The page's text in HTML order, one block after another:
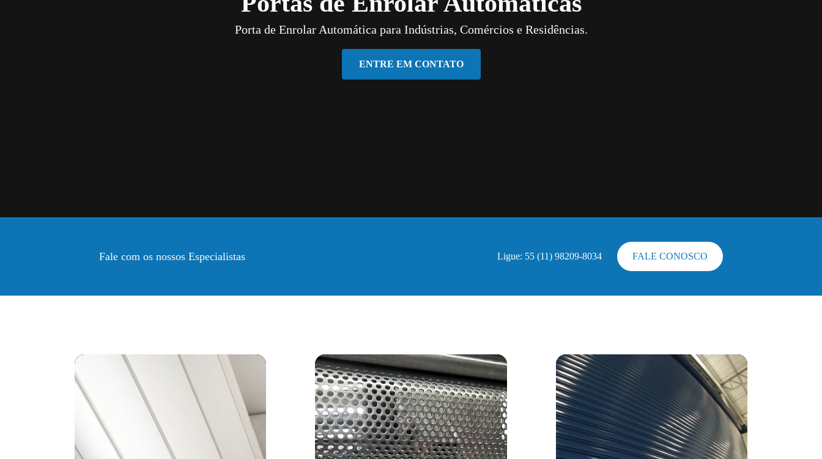
Porta de Enrolar Automática para Indústrias, Comércios e Residências.
ENTRE EM CONTATO
Fale com os nossos Especialistas Ligue: 55 (11) 98209-8034 FALE CONOSCO